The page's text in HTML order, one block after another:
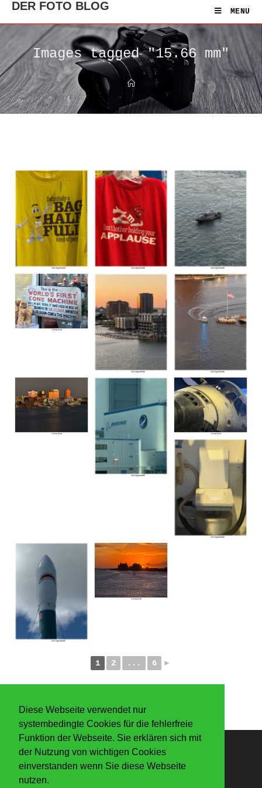
Diese Webseite verwendet nur
systembedingte Cookies für die fehlerfreie
Funktion der Webseite. Sie erklären sich mit
der Nutzung von wichtigen Cookies
einverstanden wenn Sie diese Webseite
nutzen.
DER FOTO BLOG MENU
Images tagged "15.66 mm"
1 2 ... 6 ►
Anmelden